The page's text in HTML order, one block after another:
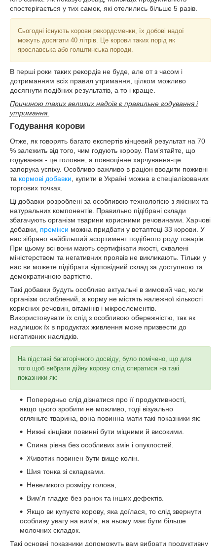
спостерігається у тих самок, які отелились більше 5 разів.
Сьогодні існують корови рекордсменки, їх добові надої
можуть досягати 40 літрів. Це корови таких порід як
ярославська або голштинська породи.
В перші роки таких рекордів не буде, але от з часом і
дотриманням всіх правил утримання, цілком можливо
досягнути подібних результатів, а то і краще.
Причиною таких великих надоїв є правильне годування і
утримання.
Годування корови
Отже, як говорять багато експертів кінцевий результат на 70
% залежить від того, чим годують корову. Пам'ятайте, що
годування - це головне, а повноцінне харчування-це
запорука успіху. Особливо важливо в раціон вводити поживні
та кормові добавки, купити в Україні можна в спеціалізованих
торгових точках.
Ці добавки розроблені за особливою технологією з якісних та
натуральних компонентів. Правильно підібрані склади
збагачують організм тварини корисними речовинами. Харчові
добавки, премікси можна придбати у ветаптеці 33 корови. У
нас зібрано найбільший асортимент подібного роду товарів.
При цьому всі вони мають сертифікати якості, схвалені
міністерством та негативних проявів не викликають. Тільки у
нас ви можете підібрати відповідний склад за доступною та
демократичною вартістю.
Такі добавки будуть особливо актуальні в зимовий час, коли
організм ослаблений, а корму не містять належної кількості
корисних речовин, вітамінів і мікроелементів.
Використовувати їх слід з особливою обережністю, так як
надлишок їх в продуктах живлення може призвести до
негативних наслідків.
На підставі багаторічного досвіду, було помічено, що для
того щоб вибрати дійну корову слід спиратися на такі
показники як:
Попередньо слід дізнатися про її продуктивності,
якщо цього зробити не можливо, тоді візуально
огляньте тварина, вона повинна мати такі показники як:
Нижні кінцівки повинні бути міцними й високими.
Спина рівна без особливих змін і опуклостей.
Животик повинен бути вище колін.
Шия тонка зі складками.
Невеликого розміру голова,
Вим'я гладке без ранок та інших дефектів.
Якщо ви купуєте корову, яка доїлася, то слід звернути
особливу увагу на вим'я, на ньому має бути більше
молочних складок.
Такі основні показники допоможуть вам вибрати продуктивну